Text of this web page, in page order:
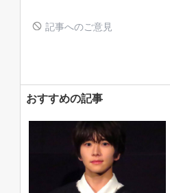
記事へのご意見
おすすめの記事